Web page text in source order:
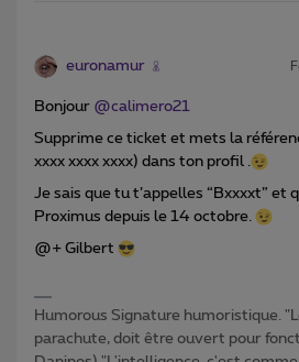
euronamur
Bonjour @calimero21
Supprime ce ticket et mets la
xxxx xxxx xxxx) dans ton profil .
Je sais que tu t’appelles “Bxxxxt” et
Proximus depuis le 14 octobre.
@+ Gilbert
Humorous Signature humoristique.
parachute, doit être ouvert pour